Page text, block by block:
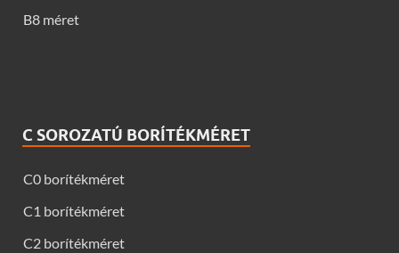
B8 méret
C SOROZATÚ BORÍTÉKMÉRET
C0 borítékméret
C1 borítékméret
C2 borítékméret